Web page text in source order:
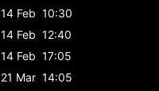
14 Feb 10:30
14 Feb 12:40
14 Feb 17:05
21 Mar 14:05